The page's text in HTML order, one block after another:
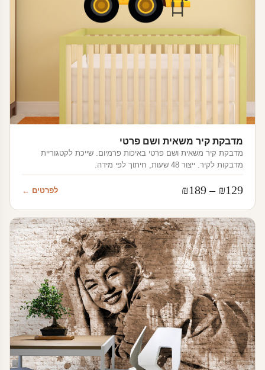
מדבקת קיר משאית ושם פרטי
מדבקת קיר משאית ושם פרטי באיכות פרמיום. שייכת לקטגוריית
מדבקות לקיר. ייצור 48 שעות, חיתוך לפי מידה.
₪129
–
₪189
מחירים:
עד
לפרטים ←